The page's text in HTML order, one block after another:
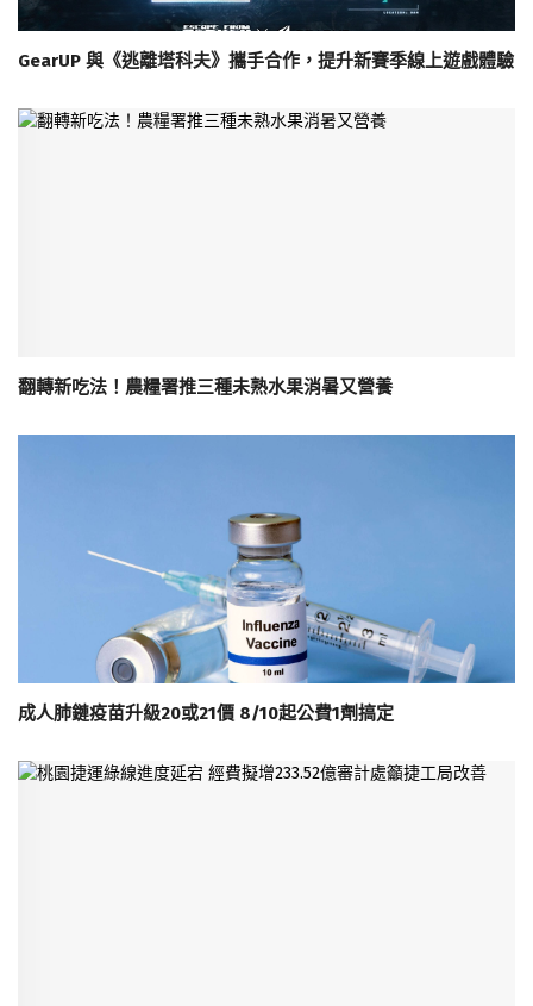
GearUP 與《逃離塔科夫》攜手合作，提升新賽季線上遊戲體驗
翻轉新吃法！農糧署推三種未熟水果消暑又營養
成人肺鏈疫苗升級20或21價 8/10起公費1劑搞定